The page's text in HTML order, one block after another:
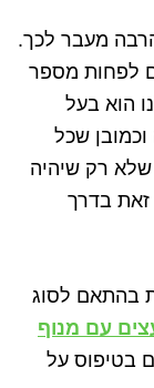
מעבר לכך.
לפחות מספר
הוא בעל
שכל
שלא רק שיהיה
זאת בדרך
בהתאם לסוג
עם מנוף
בטיפוס על